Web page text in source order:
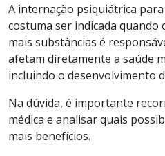
A internação psiquiátrica
costuma ser indicada quando
mais substâncias é
afetam diretamente a saúde
incluindo o desenvolvimento
Na dúvida, é importante
médica e analisar quais
mais benefícios.